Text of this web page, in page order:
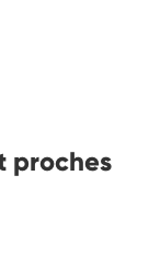
proches